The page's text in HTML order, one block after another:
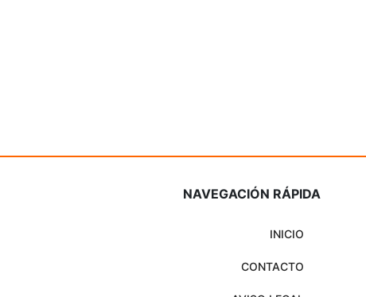
NAVEGACIÓN RÁPIDA
INICIO
CONTACTO